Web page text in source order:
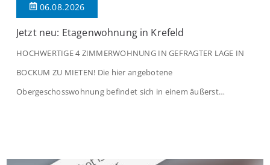
06.08.2026
Jetzt neu: Etagenwohnung in Krefeld
HOCHWERTIGE 4 ZIMMERWOHNUNG IN GEFRAGTER LAGE IN
BOCKUM ZU MIETEN! Die hier angebotene
Obergeschosswohnung befindet sich in einem äußerst